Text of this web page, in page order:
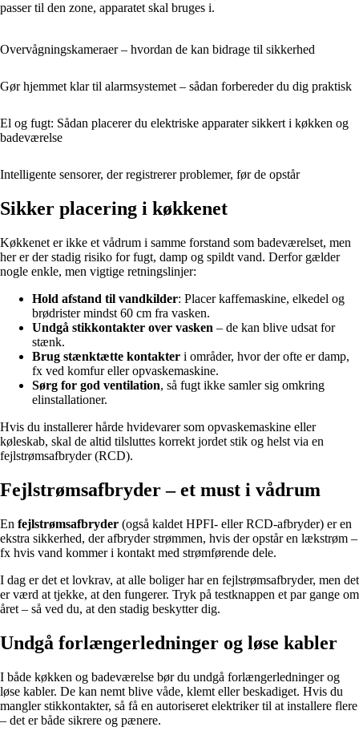
passer til den zone, apparatet skal bruges i.
Overvågningskameraer – hvordan de kan bidrage til sikkerhed
Gør hjemmet klar til alarmsystemet – sådan forbereder du dig praktisk
El og fugt: Sådan placerer du elektriske apparater sikkert i køkken og
badeværelse
Intelligente sensorer, der registrerer problemer, før de opstår
Sikker placering i køkkenet
Køkkenet er ikke et vådrum i samme forstand som badeværelset, men
her er der stadig risiko for fugt, damp og spildt vand. Derfor gælder
nogle enkle, men vigtige retningslinjer:
Hold afstand til vandkilder: Placer kaffemaskine, elkedel og
brødrister mindst 60 cm fra vasken.
Undgå stikkontakter over vasken – de kan blive udsat for
stænk.
Brug stænktætte kontakter i områder, hvor der ofte er damp,
fx ved komfur eller opvaskemaskine.
Sørg for god ventilation, så fugt ikke samler sig omkring
elinstallationer.
Hvis du installerer hårde hvidevarer som opvaskemaskine eller
køleskab, skal de altid tilsluttes korrekt jordet stik og helst via en
fejlstrømsafbryder (RCD).
Fejlstrømsafbryder – et must i vådrum
En fejlstrømsafbryder (også kaldet HPFI- eller RCD-afbryder) er en
ekstra sikkerhed, der afbryder strømmen, hvis der opstår en lækstrøm –
fx hvis vand kommer i kontakt med strømførende dele.
I dag er det et lovkrav, at alle boliger har en fejlstrømsafbryder, men det
er værd at tjekke, at den fungerer. Tryk på testknappen et par gange om
året – så ved du, at den stadig beskytter dig.
Undgå forlængerledninger og løse kabler
I både køkken og badeværelse bør du undgå forlængerledninger og
løse kabler. De kan nemt blive våde, klemt eller beskadiget. Hvis du
mangler stikkontakter, så få en autoriseret elektriker til at installere flere
– det er både sikrere og pænere.